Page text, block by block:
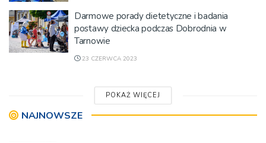
Darmowe porady dietetyczne i badania
postawy dziecka podczas Dobrodnia w
Tarnowie
23 CZERWCA 2023
POKAŻ WIĘCEJ
NAJNOWSZE